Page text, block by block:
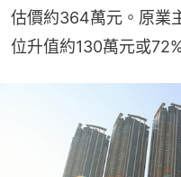
估價約364萬元。原業
位升值約130萬元或